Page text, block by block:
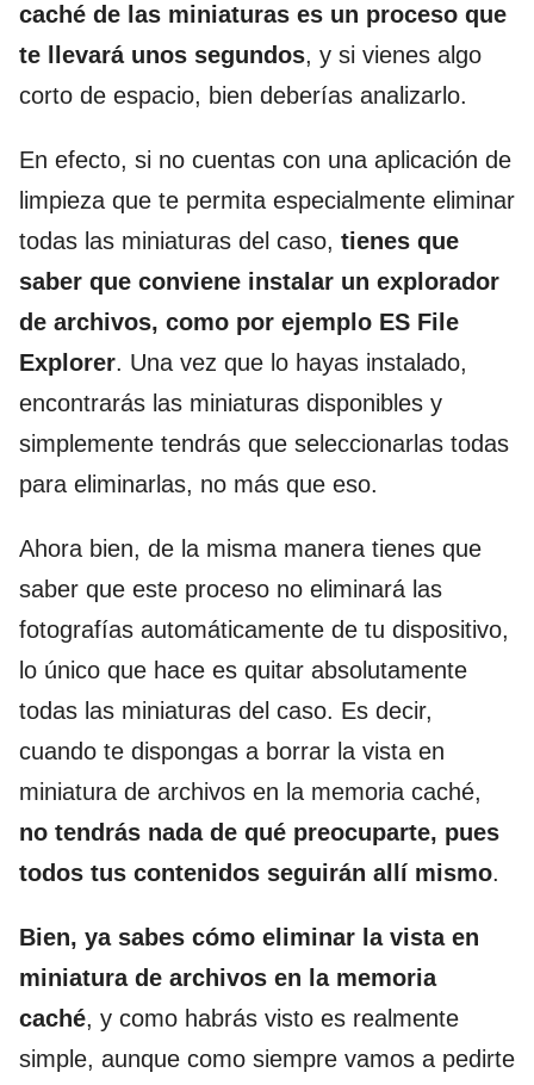
caché de las miniaturas es un proceso que
te llevará unos segundos, y si vienes algo
corto de espacio, bien deberías analizarlo.
En efecto, si no cuentas con una aplicación de
limpieza que te permita especialmente eliminar
todas las miniaturas del caso, tienes que
saber que conviene instalar un explorador
de archivos, como por ejemplo ES File
Explorer. Una vez que lo hayas instalado,
encontrarás las miniaturas disponibles y
simplemente tendrás que seleccionarlas todas
para eliminarlas, no más que eso.
Ahora bien, de la misma manera tienes que
saber que este proceso no eliminará las
fotografías automáticamente de tu dispositivo,
lo único que hace es quitar absolutamente
todas las miniaturas del caso. Es decir,
cuando te dispongas a borrar la vista en
miniatura de archivos en la memoria caché,
no tendrás nada de qué preocuparte, pues
todos tus contenidos seguirán allí mismo.
Bien, ya sabes cómo eliminar la vista en
miniatura de archivos en la memoria
caché, y como habrás visto es realmente
simple, aunque como siempre vamos a pedirte